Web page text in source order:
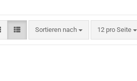
Sortieren nach
Sortieren nach 12 pro Seite
pro Seite